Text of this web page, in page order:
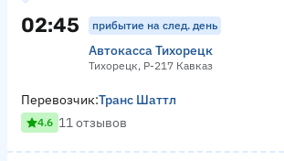
02:45 прибытие на след. день
Автокасса Тихорецк
Тихорецк, Р-217 Кавказ
Перевозчик:Транс Шаттл
4.6 11 отзывов